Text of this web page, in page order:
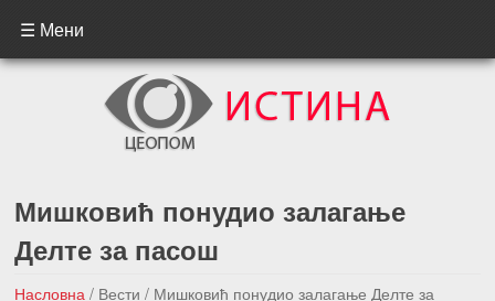
☰ Мени
Мишковић понудио залагање
Делте за пасош
Насловна / Вести/ Мишковић понудио залагање Делте за